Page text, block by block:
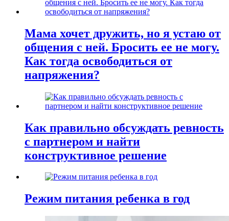
Мама хочет дружить, но я устаю от
общения с ней. Бросить ее не могу.
Как тогда освободиться от
напряжения?
Как правильно обсуждать ревность
с партнером и найти
конструктивное решение
Режим питания ребенка в год